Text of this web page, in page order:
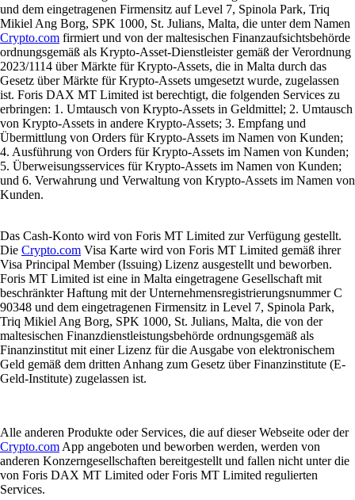
und dem eingetragenen Firmensitz auf Level 7, Spinola Park, Triq
Mikiel Ang Borg, SPK 1000, St. Julians, Malta, die unter dem Namen
Crypto.com firmiert und von der maltesischen Finanzaufsichtsbehörde
ordnungsgemäß als Krypto-Asset-Dienstleister gemäß der Verordnung
2023/1114 über Märkte für Krypto-Assets, die in Malta durch das
Gesetz über Märkte für Krypto-Assets umgesetzt wurde, zugelassen
ist. Foris DAX MT Limited ist berechtigt, die folgenden Services zu
erbringen: 1. Umtausch von Krypto-Assets in Geldmittel; 2. Umtausch
von Krypto-Assets in andere Krypto-Assets; 3. Empfang und
Übermittlung von Orders für Krypto-Assets im Namen von Kunden;
4. Ausführung von Orders für Krypto-Assets im Namen von Kunden;
5. Überweisungsservices für Krypto-Assets im Namen von Kunden;
und 6. Verwahrung und Verwaltung von Krypto-Assets im Namen von
Kunden.
Das Cash-Konto wird von Foris MT Limited zur Verfügung gestellt.
Die Crypto.com Visa Karte wird von Foris MT Limited gemäß ihrer
Visa Principal Member (Issuing) Lizenz ausgestellt und beworben.
Foris MT Limited ist eine in Malta eingetragene Gesellschaft mit
beschränkter Haftung mit der Unternehmensregistrierungsnummer C
90348 und dem eingetragenen Firmensitz in Level 7, Spinola Park,
Triq Mikiel Ang Borg, SPK 1000, St. Julians, Malta, die von der
maltesischen Finanzdienstleistungsbehörde ordnungsgemäß als
Finanzinstitut mit einer Lizenz für die Ausgabe von elektronischem
Geld gemäß dem dritten Anhang zum Gesetz über Finanzinstitute (E-
Geld-Institute) zugelassen ist.
Alle anderen Produkte oder Services, die auf dieser Webseite oder der
Crypto.com App angeboten und beworben werden, werden von
anderen Konzerngesellschaften bereitgestellt und fallen nicht unter die
von Foris DAX MT Limited oder Foris MT Limited regulierten
Services.